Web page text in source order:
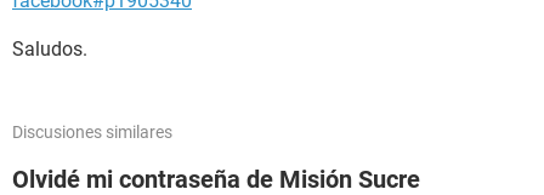
Saludos.
Discusiones similares
Olvidé mi contraseña de Misión Sucre